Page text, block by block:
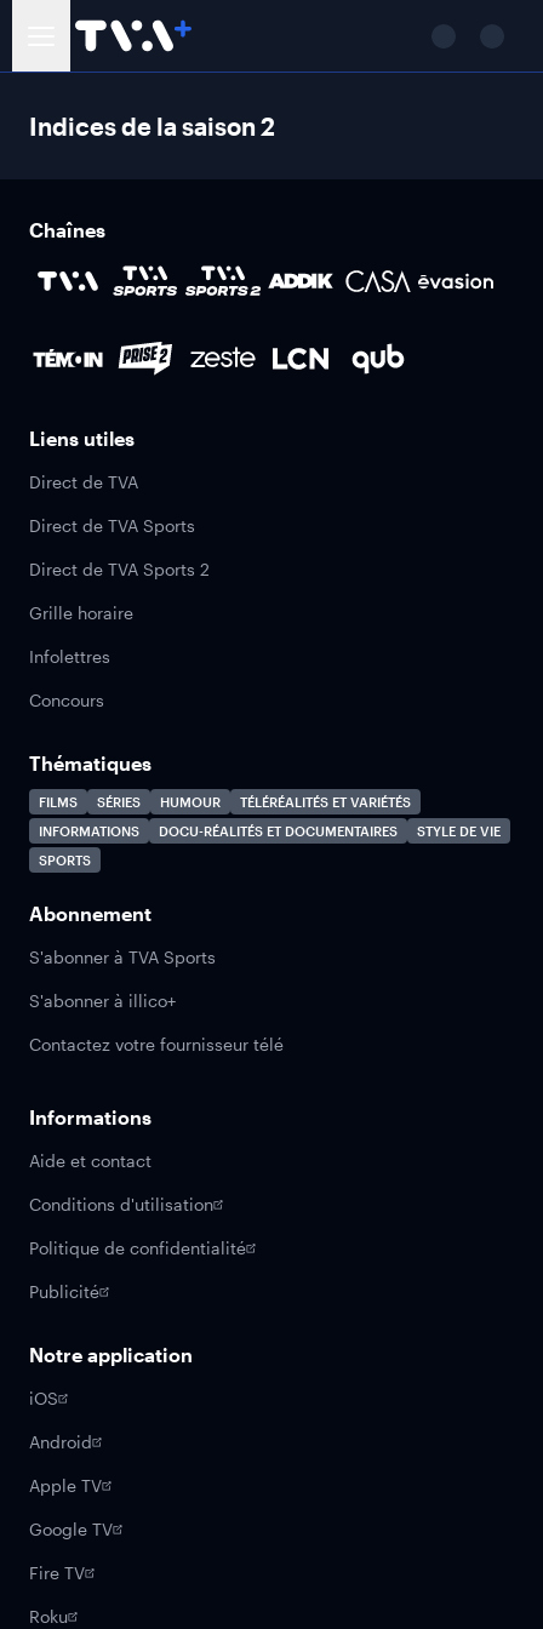
Indices de la saison 2
Chaînes
Liens utiles
Direct de TVA
Direct de TVA Sports
Direct de TVA Sports 2
Grille horaire
Infolettres
Concours
Thématiques
FILMS SÉRIES HUMOUR
TÉLÉRÉALITÉS ET VARIÉTÉS
INFORMATIONS
DOCU-RÉALITÉS ET DOCUMENTAIRES
STYLE DE VIE
SPORTS
Abonnement
S'abonner à TVA Sports
S'abonner à illico+
Contactez votre fournisseur télé
Informations
Aide et contact
Conditions d'utilisation
Politique de confidentialité
Publicité
Notre application
iOS
Android
Apple TV
Google TV
Fire TV
Roku